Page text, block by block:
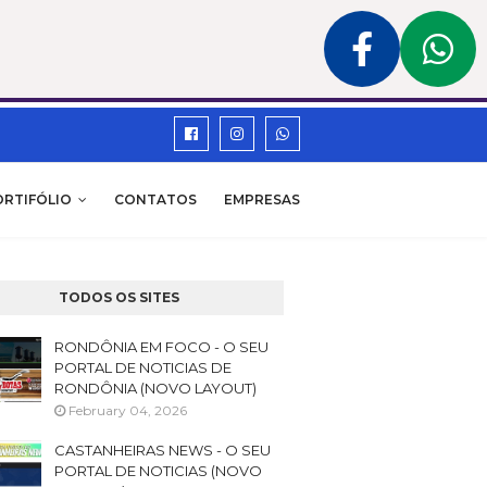
CONTATOS EMPRESAS
TODOS OS SITES
RONDÔNIA EM FOCO - O SEU
PORTAL DE NOTICIAS DE
RONDÔNIA (NOVO LAYOUT)
February 04, 2026
CASTANHEIRAS NEWS - O SEU
PORTAL DE NOTICIAS (NOVO